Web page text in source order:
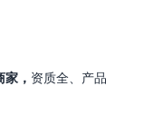
， 资质全、产品